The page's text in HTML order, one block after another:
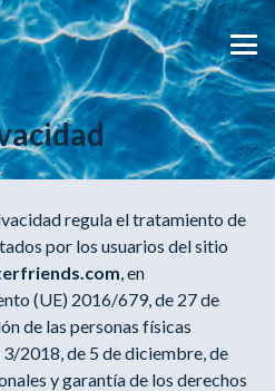
regula el tratamiento de
por los usuarios del sitio
, en
(UE) 2016/679, de 27 de
de las personas físicas
2018, de 5 de diciembre, de
y garantía de los derechos